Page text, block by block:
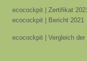
ecocockpit | Zertifikat
ecocockpit | Bericht 2021
ecocockpit | Vergleich